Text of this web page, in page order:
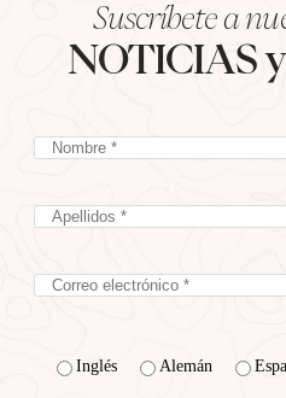
Suscríbete a
NOTICIAS
Inglés Alemán